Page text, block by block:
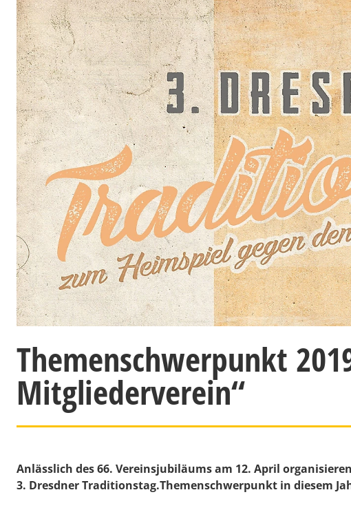
Themenschwerpunkt
Mitgliederverein“
Anlässlich des 66. Vereinsjubiläums am 12. April
3. Dresdner Traditionstag.Themenschwerpunkt in diesem